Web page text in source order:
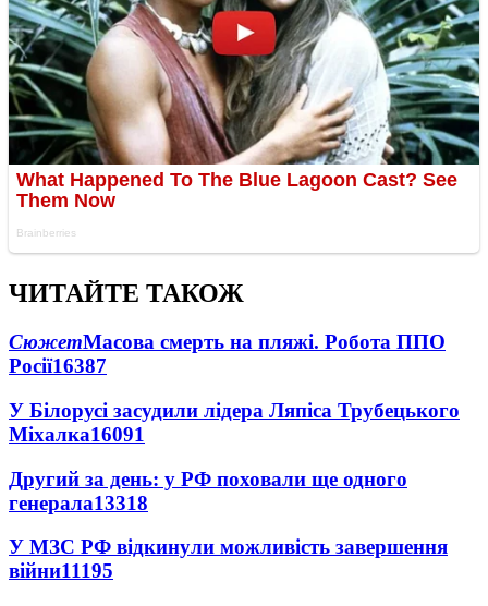
ЧИТАЙТЕ ТАКОЖ
СюжетМасова смерть на пляжі. Робота ППО
Росії16387
У Білорусі засудили лідера Ляпіса Трубецького
Міхалка16091
Другий за день: у РФ поховали ще одного
генерала13318
У МЗС РФ відкинули можливість завершення
війни11195